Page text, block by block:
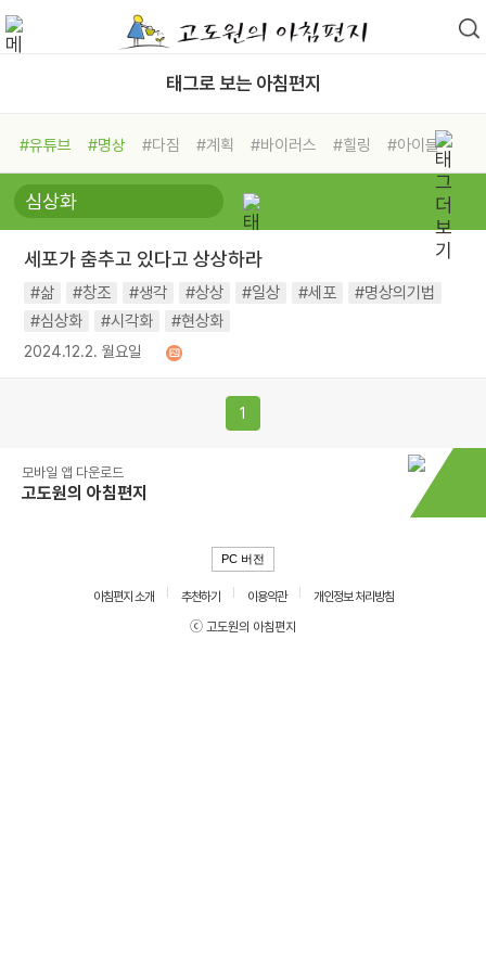
태그로 보는 아침편지
#유튜브 #명상 #다짐 #계획 #바이러스 #힐링
#아이들
#비전캠프
#독서캠프 #삶
#희망
#나눔 #친구 #링컨학교
#독서
#건강 #면역력
세포가 춤추고 있다고 상상하라
#삶 #창조 #생각 #상상 #일상 #세포
#명상의기법
#심상화
#시각화 #현상화
2024.12.2. 월요일
1
모바일 앱 다운로드
고도원의 아침편지
PC 버전
아침편지 소개 추천하기 이용약관
개인정보 처리방침
ⓒ 고도원의 아침편지